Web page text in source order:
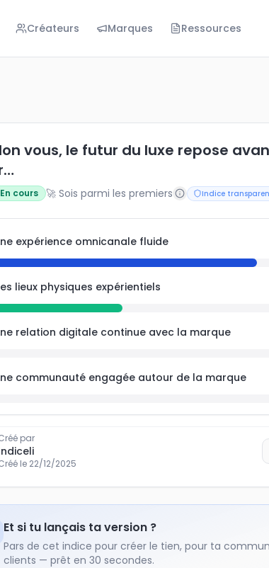
Créateurs Marques Ressources
le futur du luxe repose avant tout sur…
vous, le futur du luxe repose
En cours 🚀 Sois parmi les premiers Indice
expérience omnicanale fluide
lieux physiques expérientiels
relation digitale continue avec la marque
communauté engagée autour de la marque
par
le 22/12/2025
Et si tu lançais ta version ?
Pars de cet indice pour créer le tien, pour ta
clients — prêt en 30 secondes.